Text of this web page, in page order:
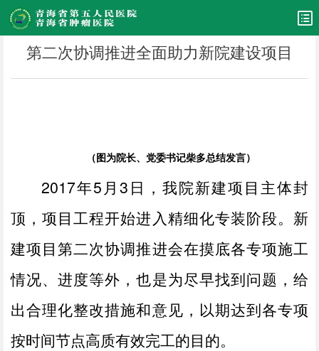
第二次协调推进全面助力新院建设项目
（图为院长、党委书记柴多总结发言）
2017年5 月 3 日，我院新建项目主体封
顶，项目工程开始进入精细化专装阶段。新
建项目第二次协调推进会在摸底各专项施工
情况、进度等外，也是为尽早找到问题，给
出合理化整改措施和意见，以期达到各专项
按时间节点高质有效完工的目的。